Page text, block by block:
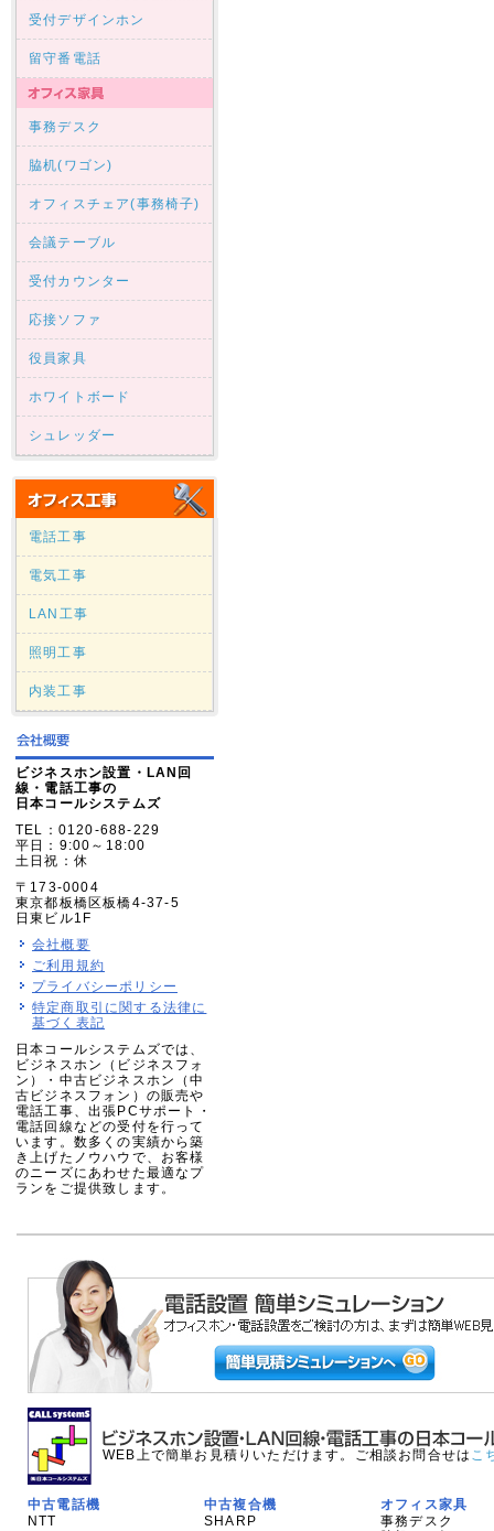
受付デザインホン
留守番電話
事務デスク
脇机(ワゴン)
オフィスチェア(事務椅子)
会議テーブル
受付カウンター
応接ソファ
役員家具
ホワイトボード
シュレッダー
電話工事
電気工事
LAN工事
照明工事
内装工事
ビジネスホン設置・LAN回
線・電話工事の
日本コールシステムズ
TEL：0120-688-229
平日：9:00～18:00
土日祝：休
〒173-0004
東京都板橋区板橋4-37-5
日東ビル1F
会社概要
ご利用規約
プライバシーポリシー
特定商取引に関する法律に
基づく表記
日本コールシステムズでは、
ビジネスホン（ビジネスフォ
ン）・中古ビジネスホン（中
古ビジネスフォン）の販売や
電話工事、出張PCサポート・
電話回線などの受付を行って
います。数多くの実績から築
き上げたノウハウで、お客様
のニーズにあわせた最適なプ
ランをご提供致します。
WEB上で簡単お見積りいただけます。ご相談お問合せは こ
中古電話機
NTT
中古複合機
SHARP
オフィス家具
事務デスク